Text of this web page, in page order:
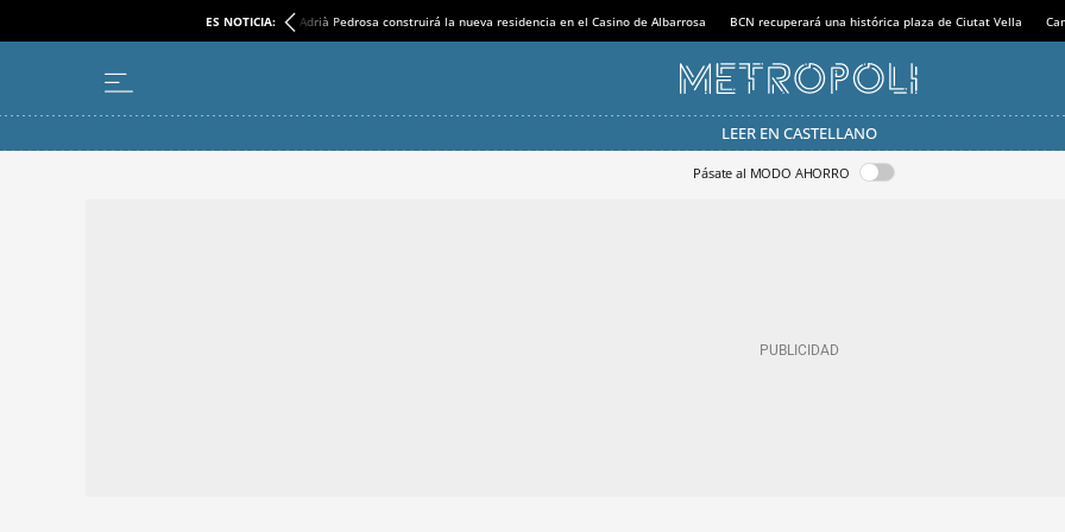
ES NOTICIA: Adrià Pedrosa construirá la nueva residencia en el Casino de Albarrosa BCN recuperará una histórica plaza de Ciutat Vella
LEER EN CASTELLANO
Pásate al MODO AHORRO